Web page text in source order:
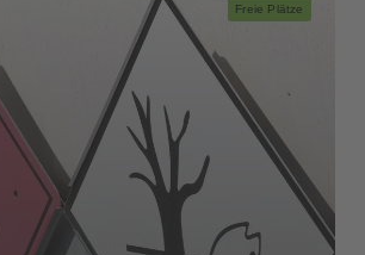
Freie Plätze